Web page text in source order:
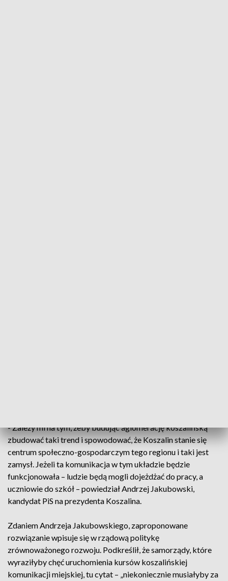
- Zależy mi na tym, żeby budując aglomerację koszalińską
zbudować taki trend i spowodować, że Koszalin stanie się
centrum społeczno-gospodarczym tego regionu i taki jest
zamysł. Jeżeli ta komunikacja w tym układzie będzie
funkcjonowała – ludzie będą mogli dojeżdżać do pracy, a
uczniowie do szkół – powiedział Andrzej Jakubowski,
kandydat PiS na prezydenta Koszalina.
Zdaniem Andrzeja Jakubowskiego, zaproponowane
rozwiązanie wpisuje się w rządową politykę
zrównoważonego rozwoju. Podkreślił, że samorządy, które
wyraziłyby chęć uruchomienia kursów koszalińskiej
komunikacji miejskiej, tu cytat – „niekoniecznie musiałyby za